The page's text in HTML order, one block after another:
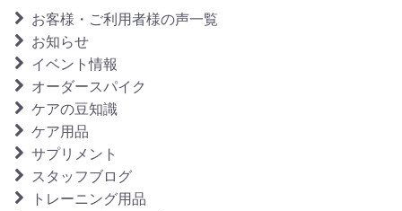
お客様・ご利用者様の声一覧
お知らせ
イベント情報
オーダースパイク
ケアの豆知識
ケア用品
サプリメント
スタッフブログ
トレーニング用品